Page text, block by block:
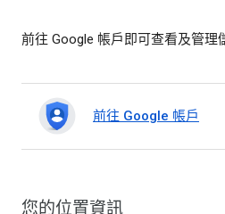
前往 Google 帳戶即可查看及管理
前往 Google 帳戶
您的位置資訊